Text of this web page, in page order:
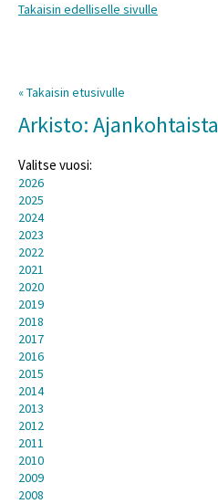
Takaisin edelliselle sivulle
« Takaisin etusivulle
Arkisto: Ajankohtaista
Valitse vuosi:
2026
2025
2024
2023
2022
2021
2020
2019
2018
2017
2016
2015
2014
2013
2012
2011
2010
2009
2008